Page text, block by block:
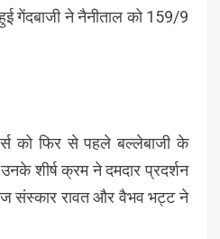
गेंदबाजी ने नैनीताल को 159/9
को फिर से पहले बल्लेबाजी के
शीर्ष क्रम ने दमदार प्रदर्शन
संस्कार रावत और वैभव भट्ट ने